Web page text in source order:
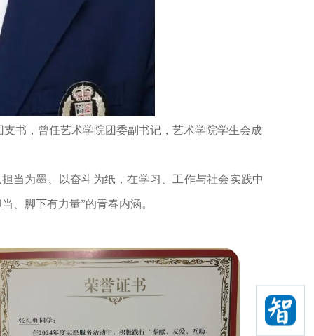
书，曾任艺术学院团委副书记，艺术学院学生会成
当为墨、以奋斗为纸，在学习、工作与社会实践中
、脚下有力量”的青春内涵。